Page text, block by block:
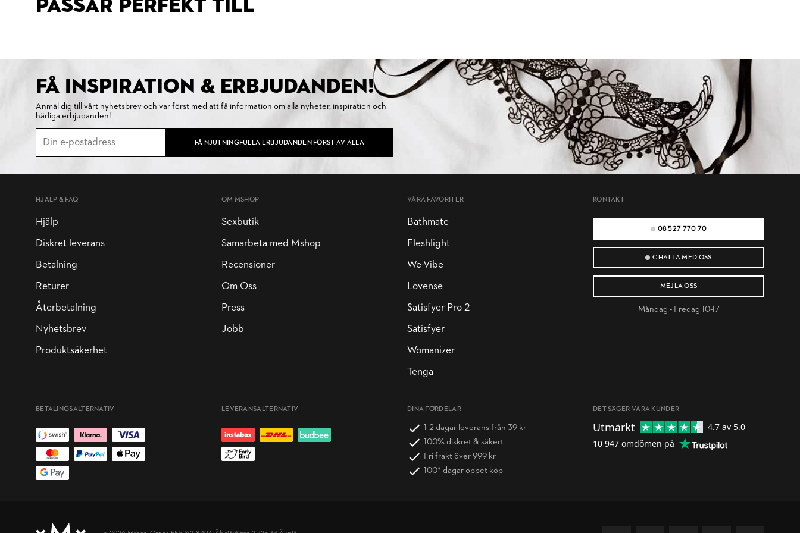
PASSAR PERFEKT TILL
FÅ INSPIRATION & ERBJUDANDEN!
Anmäl dig till vårt nyhetsbrev och var först med att få information om alla nyheter, inspiration och
härliga erbjudanden!
FÅ NJUTNINGFULLA ERBJUDANDEN FÖRST AV ALLA
KONTAKT
08 527 770 70
CHATTA MED OSS
MEJLA OSS
Måndag - Fredag 10-17
HJÄLP & FAQ
Hjälp
Diskret leverans
Betalning
Returer
Återbetalning
Nyhetsbrev
Produktsäkerhet
OM MSHOP
Sexbutik
Samarbeta med Mshop
Recensioner
Om Oss
Press
Jobb
VÅRA FAVORITER
Bathmate
Fleshlight
We-Vibe
Lovense
Satisfyer Pro 2
Satisfyer
Womanizer
Tenga
DINA FÖRDELAR
1-2 dagar leverans från 39 kr
100% diskret & säkert
Fri frakt över 999 kr
100* dagar öppet köp
BETALINGSALTERNATIV LEVERANSALTERNATIV DET SÄGER VÅRA KUNDER
Utmärkt 4.7 av 5.0
10 947 omdömen på